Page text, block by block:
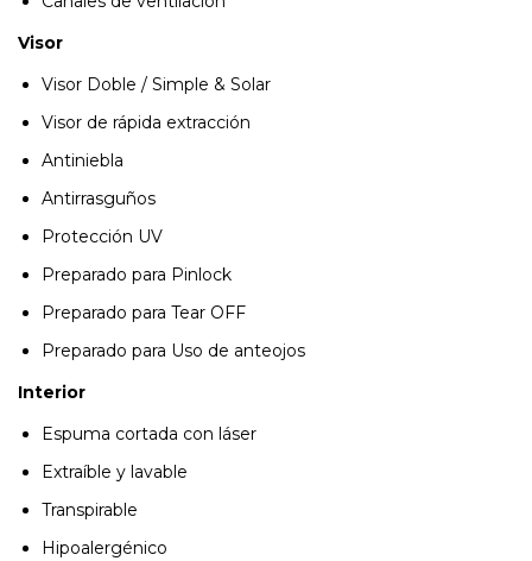
Visor
Visor Doble / Simple & Solar
Visor de rápida extracción
Antiniebla
Antirrasguños
Protección UV
Preparado para Pinlock
Preparado para Tear OFF
Preparado para Uso de anteojos
Interior
Espuma cortada con láser
Extraíble y lavable
Transpirable
Hipoalergénico